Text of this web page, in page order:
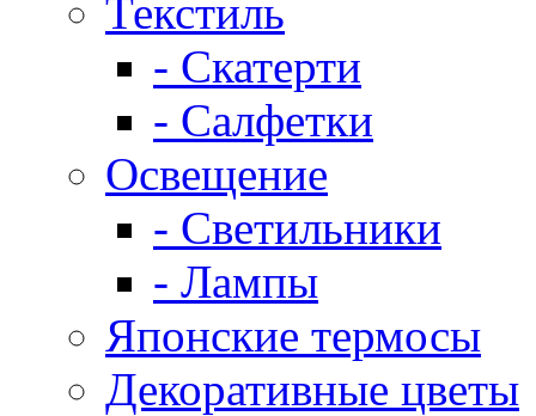
Текстиль
- Скатерти
- Салфетки
Освещение
- Светильники
- Лампы
Японские термосы
Декоративные цветы